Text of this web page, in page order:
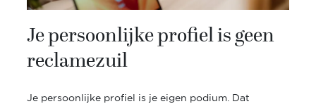
Je persoonlijke profiel is geen
reclamezuil
Je persoonlijke profiel is je eigen podium. Dat